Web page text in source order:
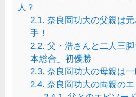
人？
2.1. 奈良岡功大の父親は
手！
2.2. 父・浩さんと二人三
本総合」初優勝
2.3. 奈良岡功大の母親は
2.4. 奈良岡功大の両親のエ